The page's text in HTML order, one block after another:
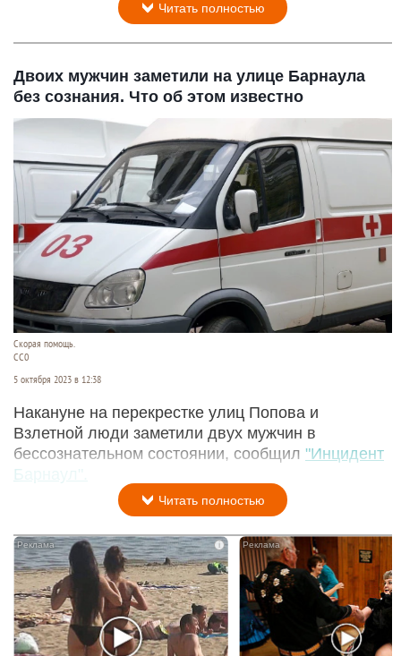
Читать полностью
Двоих мужчин заметили на улице Барнаула
без сознания. Что об этом известно
Скорая помощь.
СС0
5 октября 2023 в 12:38
Накануне на перекрестке улиц Попова и
Взлетной люди заметили двух мужчин в
бессознательном состоянии, сообщил "Инцидент
Барнаул".
Читать полностью
i